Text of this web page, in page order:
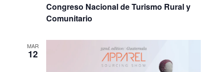
Congreso Nacional de Turismo Rural y
Comunitario
MAR
12